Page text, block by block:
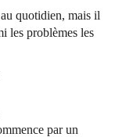
quotidien, mais il
les problèmes les
par un